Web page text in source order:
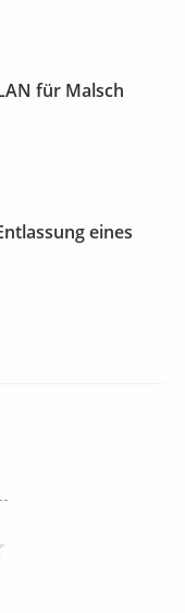
für Malsch
eines